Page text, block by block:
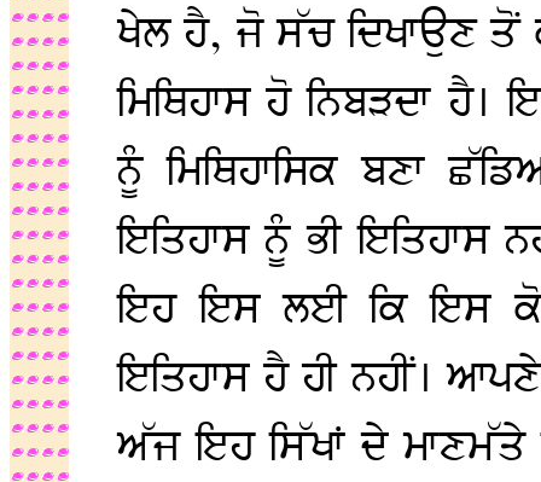
ਖੇਲ ਹੈ, ਜੋ ਸੱਚ ਦਿਖਾਉਣ ਤੋਂ
ਮਿਥਿਹਾਸ ਹੋ ਨਿਬੜਦਾ
ਨੂੰ ਮਿਥਿਹਾਸਿਕ ਬਣਾ
ਇਤਿਹਾਸ ਨੂੰ ਭੀ ਇਤਿਹਾਸ
ਇਹ ਇਸ ਲਈ ਕਿ ਇਸ
ਇਤਿਹਾਸ ਹੈ ਹੀ ਨਹੀਂ।
ਅੱਜ ਇਹ ਸਿੱਖਾਂ ਦੇ ਮਾਣਮੱਤੇ